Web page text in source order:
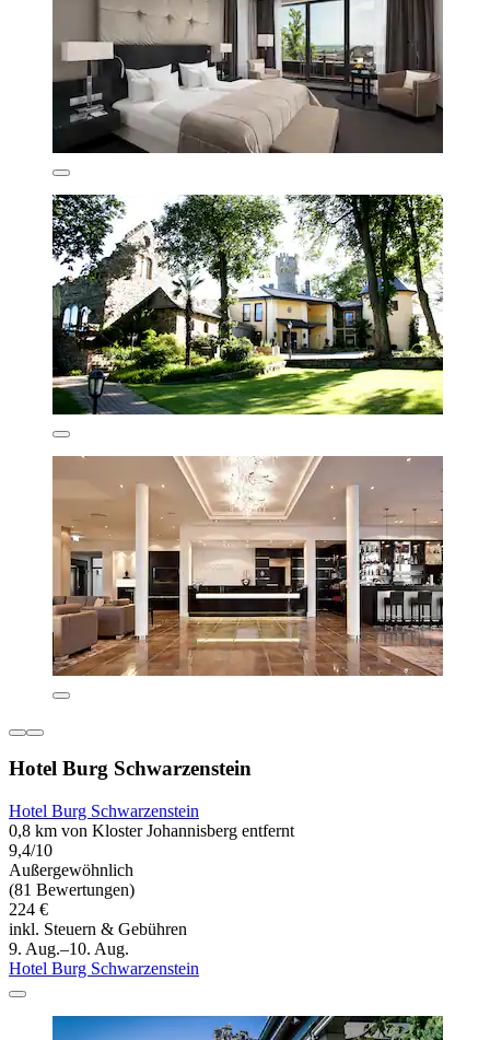
Hotel Burg Schwarzenstein
Hotel Burg Schwarzenstein
0,8 km von Kloster Johannisberg entfernt
9,4/10
Außergewöhnlich
(81 Bewertungen)
224 €
inkl. Steuern & Gebühren
9. Aug.–10. Aug.
Hotel Burg Schwarzenstein